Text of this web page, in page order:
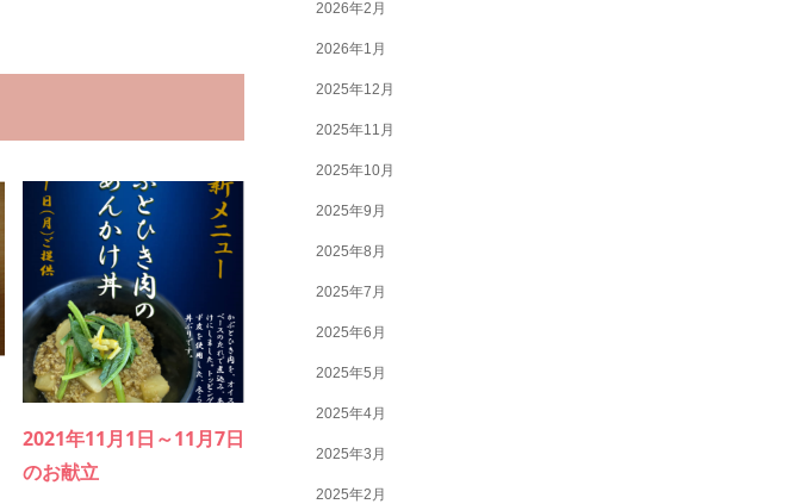
2021年11月1日～11月7日
のお献立
2026年2月
2026年1月
2025年12月
2025年11月
2025年10月
2025年9月
2025年8月
2025年7月
2025年6月
2025年5月
2025年4月
2025年3月
2025年2月